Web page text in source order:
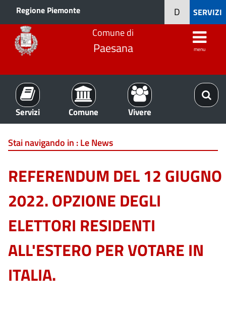
Regione Piemonte SERVIZI
D
Comune di
Paesana menu
Servizi Comune Vivere
Stai navigando in :Le News
REFERENDUM DEL 12 GIUGNO
2022. OPZIONE DEGLI
ELETTORI RESIDENTI
ALL'ESTERO PER VOTARE IN
ITALIA.